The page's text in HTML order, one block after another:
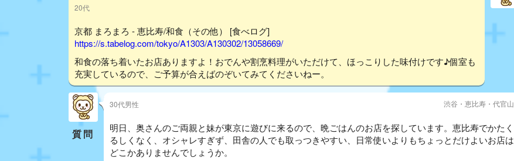
20代
京都 まろまろ - 恵比寿/和食（その他） [食べログ]
https://s.tabelog.com/tokyo/A1303/A130302/13058669/
和食の落ち着いたお店ありますよ！おでんや割烹料理がいただけて、ほっこりした味付けです♪個室も
充実しているので、ご予算が合えばのぞいてみてくださいねー。
質問
30代男性 渋谷・恵比寿・代官山
明日、奥さんのご両親と妹が東京に遊びに来るので、晩ごはんのお店を探しています。恵比寿でかたく
るしくなく、オシャレすぎず、田舎の人でも取っつきやすい、日常使いよりもちょっとだけよいお店は
どこかありませんでしょうか。